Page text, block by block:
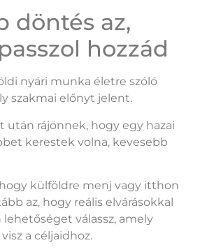
döntés az,
hozzád
nyári munka életre szóló
szakmai előnyt jelent.
után rájönnek, hogy egy hazai
kerestek volna, kevesebb
külföldre menj vagy itthon
az, hogy reális elvárásokkal
lehetőséget válassz, amely
a céljaidhoz.